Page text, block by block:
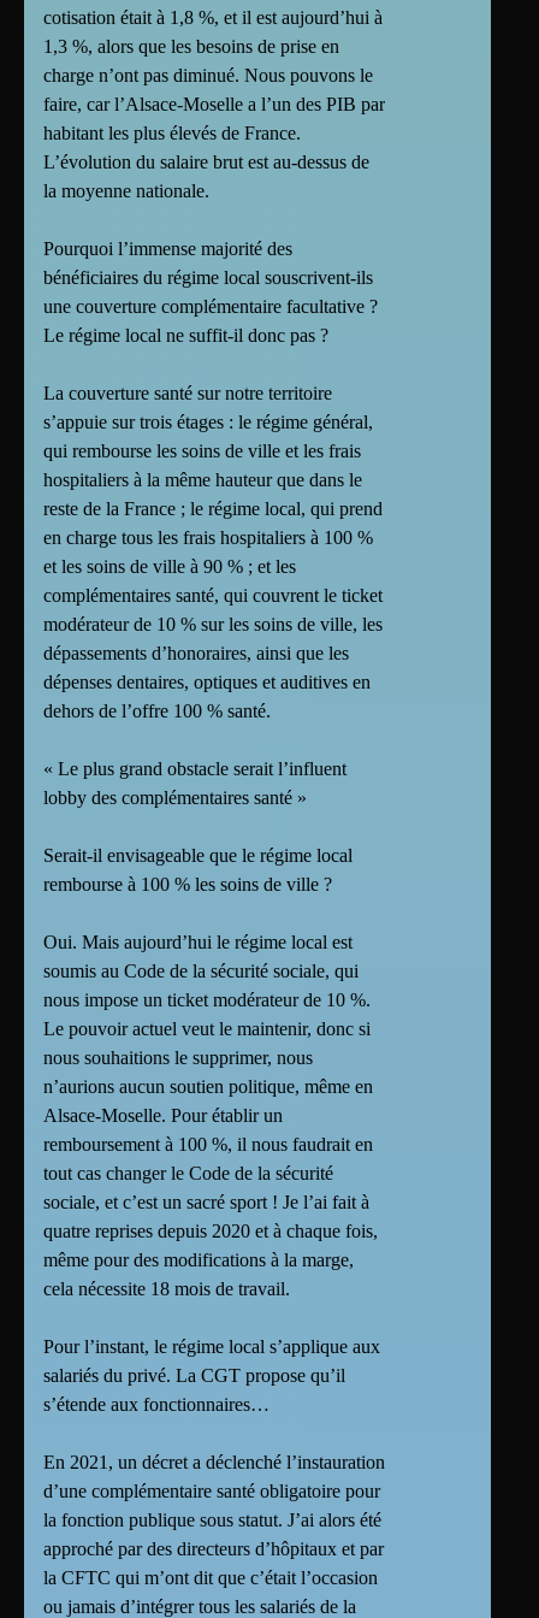
cotisation était à 1,8 %, et il est aujourd’hui à
1,3 %, alors que les besoins de prise en
charge n’ont pas diminué. Nous pouvons le
faire, car l’Alsace-Moselle a l’un des PIB par
habitant les plus élevés de France.
L’évolution du salaire brut est au-dessus de
la moyenne nationale.
Pourquoi l’immense majorité des
bénéficiaires du régime local souscrivent-ils
une couverture complémentaire facultative ?
Le régime local ne suffit-il donc pas ?
La couverture santé sur notre territoire
s’appuie sur trois étages : le régime général,
qui rembourse les soins de ville et les frais
hospitaliers à la même hauteur que dans le
reste de la France ; le régime local, qui prend
en charge tous les frais hospitaliers à 100 %
et les soins de ville à 90 % ; et les
complémentaires santé, qui couvrent le ticket
modérateur de 10 % sur les soins de ville, les
dépassements d’honoraires, ainsi que les
dépenses dentaires, optiques et auditives en
dehors de l’offre 100 % santé.
« Le plus grand obstacle serait l’influent
lobby des complémentaires santé »
Serait-il envisageable que le régime local
rembourse à 100 % les soins de ville ?
Oui. Mais aujourd’hui le régime local est
soumis au Code de la sécurité sociale, qui
nous impose un ticket modérateur de 10 %.
Le pouvoir actuel veut le maintenir, donc si
nous souhaitions le supprimer, nous
n’aurions aucun soutien politique, même en
Alsace-Moselle. Pour établir un
remboursement à 100 %, il nous faudrait en
tout cas changer le Code de la sécurité
sociale, et c’est un sacré sport ! Je l’ai fait à
quatre reprises depuis 2020 et à chaque fois,
même pour des modifications à la marge,
cela nécessite 18 mois de travail.
Pour l’instant, le régime local s’applique aux
salariés du privé. La CGT propose qu’il
s’étende aux fonctionnaires…
En 2021, un décret a déclenché l’instauration
d’une complémentaire santé obligatoire pour
la fonction publique sous statut. J’ai alors été
approché par des directeurs d’hôpitaux et par
la CFTC qui m’ont dit que c’était l’occasion
ou jamais d’intégrer tous les salariés de la